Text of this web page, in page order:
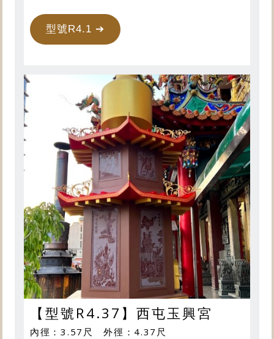
型號R4.1 ➔
【型號R4.37】西屯玉興宮
內徑：3.57尺 外徑：4.37尺